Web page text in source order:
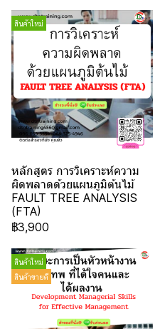
สินค้าใหม่
หลักสูตร การวิเคราะห์ความ
ผิดพลาดด้วยแผนภูมิต้นไม้
FAULT TREE ANALYSIS
(FTA)
฿3,900
สินค้าใหม่
สินค้าขายดี